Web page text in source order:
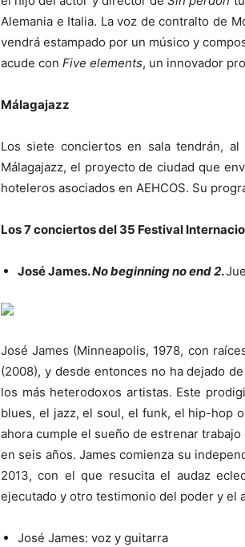
Alemania e Italia. La voz de contralto de
vendrá estampado por un músico y
acude con Five elements, un innovador
Málagajazz
Los siete conciertos en sala tendrán,
Málagajazz, el proyecto de ciudad que
hoteleros asociados en AEHCOS. Su
Los 7 conciertos del 35 Festival
José James.No beginning no end 2.
José James (Minneapolis, 1978, con
(2008), y desde entonces no ha dejado
los más heterodoxos artistas. Este
blues, el jazz, el soul, el funk, el hip-hop
ahora cumple el sueño de estrenar
en seis años. James comienza su
2013, con el que resucita el audaz
ejecutado y otro testimonio del poder y el
José James: voz y guitarra